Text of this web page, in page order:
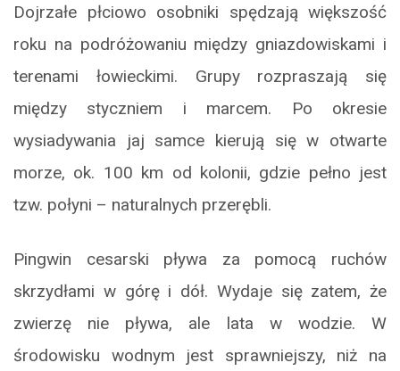
Dojrzałe płciowo osobniki spędzają większość
roku na podróżowaniu między gniazdowiskami i
terenami łowieckimi. Grupy rozpraszają się
między styczniem i marcem. Po okresie
wysiadywania jaj samce kierują się w otwarte
morze, ok. 100 km od kolonii, gdzie pełno jest
tzw. połyni – naturalnych przerębli.
Pingwin cesarski pływa za pomocą ruchów
skrzydłami w górę i dół. Wydaje się zatem, że
zwierzę nie pływa, ale lata w wodzie. W
środowisku wodnym jest sprawniejszy, niż na